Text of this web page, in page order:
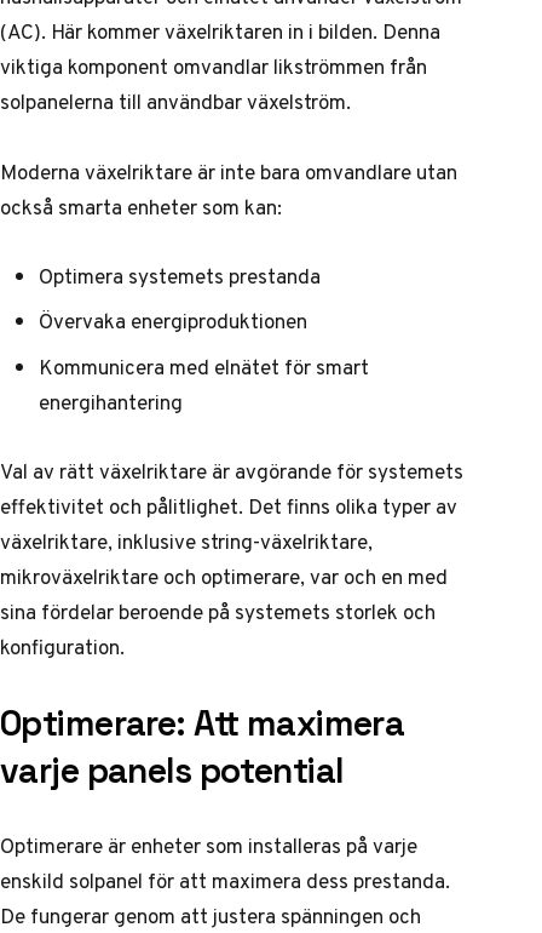
(AC). Här kommer växelriktaren in i bilden. Denna
viktiga komponent omvandlar likströmmen från
solpanelerna till användbar växelström.
Moderna växelriktare är inte bara omvandlare utan
också smarta enheter som kan:
Optimera systemets prestanda
Övervaka energiproduktionen
Kommunicera med elnätet för smart
energihantering
Val av rätt växelriktare är avgörande för systemets
effektivitet och pålitlighet. Det finns olika typer av
växelriktare, inklusive string-växelriktare,
mikroväxelriktare och optimerare, var och en med
sina fördelar beroende på systemets storlek och
konfiguration.
Optimerare: Att maximera
varje panels potential
Optimerare är enheter som installeras på varje
enskild solpanel för att maximera dess prestanda.
De fungerar genom att justera spänningen och